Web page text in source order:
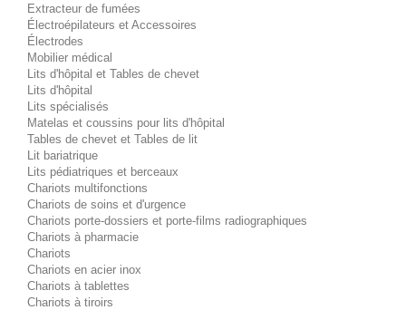
Extracteur de fumées
Électroépilateurs et Accessoires
Électrodes
Mobilier médical
Lits d'hôpital et Tables de chevet
Lits d'hôpital
Lits spécialisés
Matelas et coussins pour lits d'hôpital
Tables de chevet et Tables de lit
Lit bariatrique
Lits pédiatriques et berceaux
Chariots multifonctions
Chariots de soins et d'urgence
Chariots porte-dossiers et porte-films radiographiques
Chariots à pharmacie
Chariots
Chariots en acier inox
Chariots à tablettes
Chariots à tiroirs